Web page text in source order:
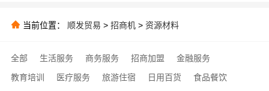
当前位置： 顺发贸易 > 招商机 > 资源材料
全部 生活服务 商务服务 招商加盟
金融服务
教育培训
医疗服务 旅游住宿 日用百货
食品餐饮